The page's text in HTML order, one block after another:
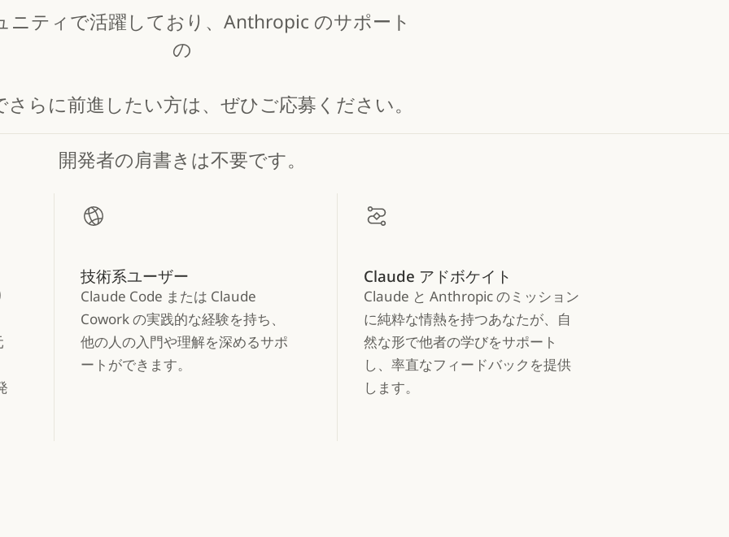
ニティで活躍しており、Anthropic のサポート
の
さらに前進したい方は、ぜひご応募ください。
開発者の肩書きは不要です。
技術系ユーザー
Claude Code または Claude
Cowork の実践的な経験を持ち、
他の人の入門や理解を深めるサポ
ートができます。
Claude アドボケイト
Claude と Anthropic のミッション
に純粋な情熱を持つあなたが、自
然な形で他者の学びをサポート
し、率直なフィードバックを提供
します。